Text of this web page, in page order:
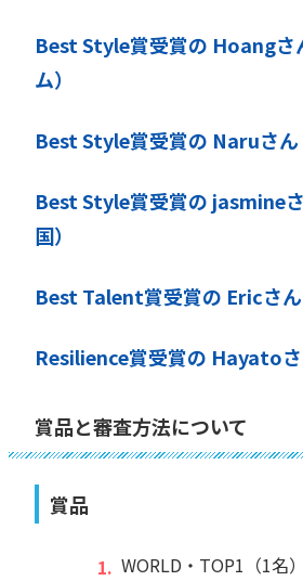
Best Style賞受賞の Hoangさ
ム）
Best Style賞受賞の Naruさん
Best Style賞受賞の jasmine
国）
Best Talent賞受賞の Ericさん
Resilience賞受賞の Hayatoさ
賞品と審査方法について
賞品
WORLD・TOP1（1名